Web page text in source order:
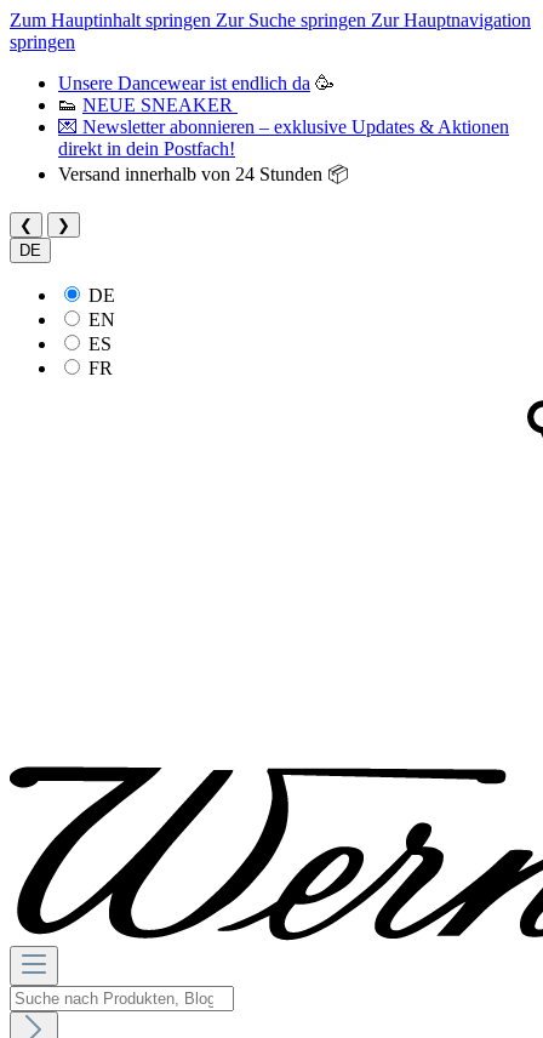
Zum Hauptinhalt springen Zur Suche springen Zur Hauptnavigation
springen
Unsere Dancewear ist endlich da 🥳
👟 NEUE SNEAKER
💌 Newsletter abonnieren – exklusive Updates & Aktionen
direkt in dein Postfach!
Versand innerhalb von 24 Stunden 📦
❮
❯
DE
DE
EN
ES
FR